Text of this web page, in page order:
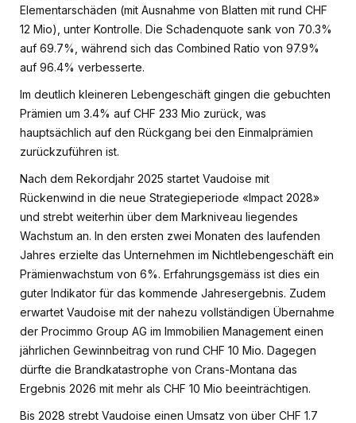
Elementarschäden (mit Ausnahme von Blatten mit rund CHF
12 Mio), unter Kontrolle. Die Schadenquote sank von 70.3%
auf 69.7%, während sich das Combined Ratio von 97.9%
auf 96.4% verbesserte.
Im deutlich kleineren Lebengeschäft gingen die gebuchten
Prämien um 3.4% auf CHF 233 Mio zurück, was
hauptsächlich auf den Rückgang bei den Einmalprämien
zurückzuführen ist.
Nach dem Rekordjahr 2025 startet Vaudoise mit
Rückenwind in die neue Strategieperiode «Impact 2028»
und strebt weiterhin über dem Markniveau liegendes
Wachstum an. In den ersten zwei Monaten des laufenden
Jahres erzielte das Unternehmen im Nichtlebengeschäft ein
Prämienwachstum von 6%. Erfahrungsgemäss ist dies ein
guter Indikator für das kommende Jahresergebnis. Zudem
erwartet Vaudoise mit der nahezu vollständigen Übernahme
der Procimmo Group AG im Immobilien Management einen
jährlichen Gewinnbeitrag von rund CHF 10 Mio. Dagegen
dürfte die Brandkatastrophe von Crans-Montana das
Ergebnis 2026 mit mehr als CHF 10 Mio beeinträchtigen.
Bis 2028 strebt Vaudoise einen Umsatz von über CHF 1.7